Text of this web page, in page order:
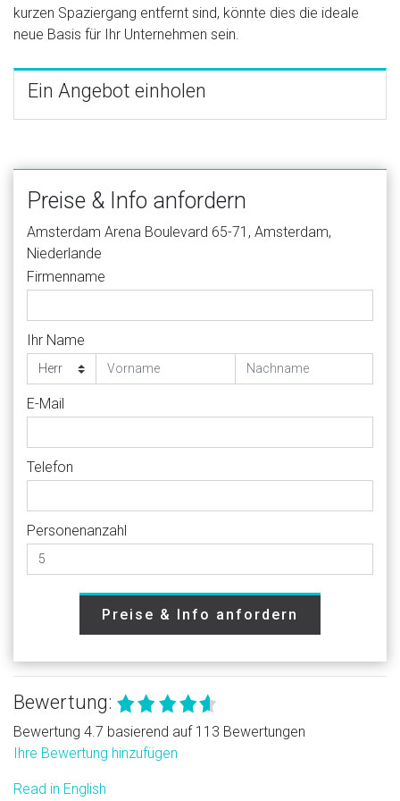
kurzen Spaziergang entfernt sind, könnte dies die ideale
neue Basis für Ihr Unternehmen sein.
Ein Angebot einholen
Preise & Info anfordern
Amsterdam Arena Boulevard 65-71, Amsterdam,
Niederlande
Firmenname
Ihr Name
E-Mail
Telefon
Personenanzahl
Preise & Info anfordern
Bewertung:
Bewertung 4.7 basierend auf 113 Bewertungen
Ihre Bewertung hinzufügen
Read in English